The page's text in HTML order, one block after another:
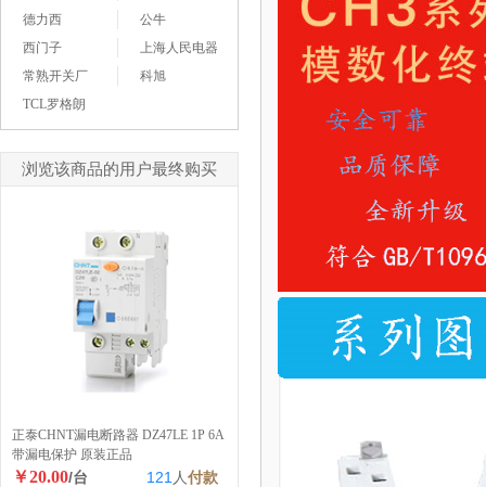
德力西
公牛
西门子
上海人民电器
常熟开关厂
科旭
TCL罗格朗
浏览该商品的用户最终购买
正泰CHNT漏电断路器 DZ47LE 1P 6A
带漏电保护 原装正品
￥20.00/台 121 人付款